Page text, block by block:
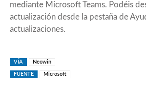
mediante Microsoft Teams. Podéis
actualización desde la pestaña de
actualizaciones.
VÍA Neowin
FUENTE Microsoft